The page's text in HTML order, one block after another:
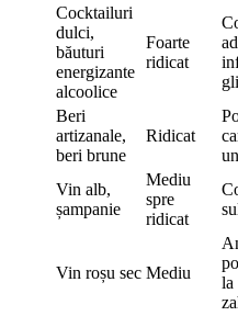
Cocktailuri
dulci,
băuturi
energizante
alcoolice
Foarte
ridicat
Beri
artizanale,
beri brune
Ridicat
Vin alb,
șampanie
Mediu
spre
ridicat
Vin roșu sec Mediu
la